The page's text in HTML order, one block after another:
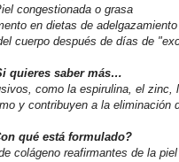
congestionada o grasa
en dietas de adelgazamiento
cuerpo después de días de
quieres saber más…
como la espirulina, el zinc,
y contribuyen a la eliminación
qué está formulado?
colágeno reafirmantes de la piel